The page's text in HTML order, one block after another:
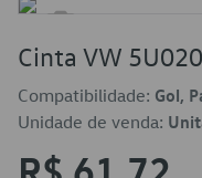
Cinta VW
Compatibilidade: Gol,
Unidade de venda: